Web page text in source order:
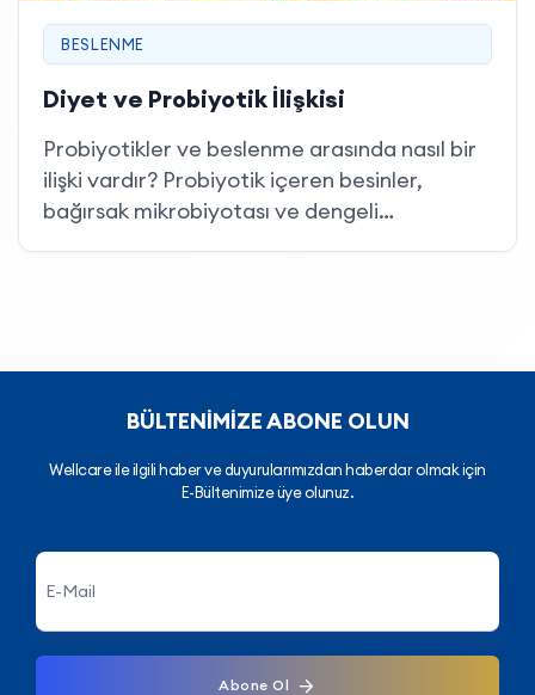
BESLENME
Diyet ve Probiyotik İlişkisi
Probiyotikler ve beslenme arasında nasıl bir
ilişki vardır? Probiyotik içeren besinler,
bağırsak mikrobiyotası ve dengeli
BÜLTENİMİZE ABONE OLUN
Wellcare ile ilgili haber ve duyurularımızdan haberdar olmak için
E-Bültenimize üye olunuz.
Abone Ol